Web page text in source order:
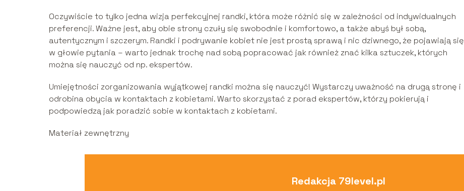
Oczywiście to tylko jedna wizja perfekcyjnej randki, która może różnić się w zależności od indywidualnych
preferencji. Ważne jest, aby obie strony czuły się swobodnie i komfortowo, a także abyś był sobą,
autentycznym i szczerym. Randki i podrywanie kobiet nie jest prostą sprawą i nic dziwnego, że pojawiają się
w głowie pytania – warto jednak trochę nad sobą popracować jak również znać kilka sztuczek, których
można się nauczyć od np. ekspertów.
Umiejętności zorganizowania wyjątkowej randki można się nauczyć! Wystarczy uważność na drugą stronę i
odrobina obycia w kontaktach z kobietami. Warto skorzystać z porad ekspertów, którzy pokierują i
podpowiedzą jak poradzić sobie w kontaktach z kobietami.
Materiał zewnętrzny
Redakcja 79level.pl